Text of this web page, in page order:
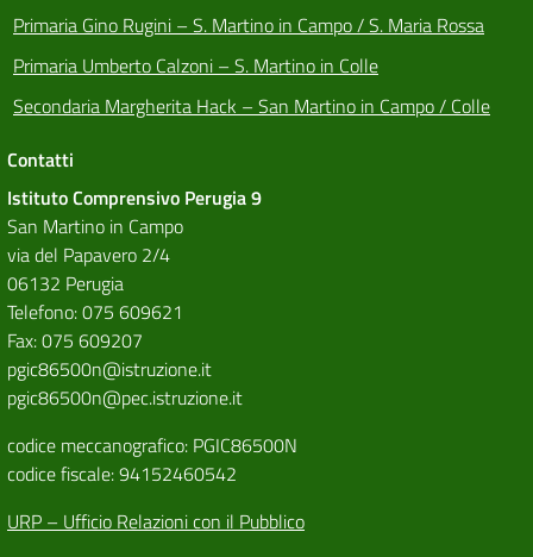
Primaria Gino Rugini – S. Martino in Campo / S. Maria Rossa
Primaria Umberto Calzoni – S. Martino in Colle
Secondaria Margherita Hack – San Martino in Campo / Colle
Contatti
Istituto Comprensivo Perugia 9
San Martino in Campo
via del Papavero 2/4
06132 Perugia
Telefono: 075 609621
Fax: 075 609207
pgic86500n@istruzione.it
pgic86500n@pec.istruzione.it
codice meccanografico: PGIC86500N
codice fiscale: 94152460542
URP – Ufficio Relazioni con il Pubblico